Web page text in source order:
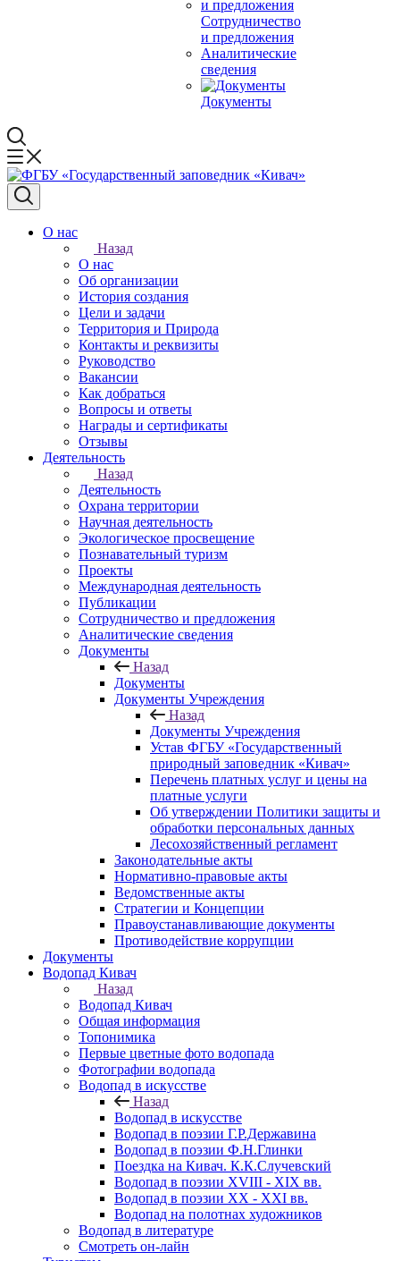
Сотрудничество
и предложения
Аналитические
сведения
Документы
О нас
Назад
О нас
Об организации
История создания
Цели и задачи
Территория и Природа
Контакты и реквизиты
Руководство
Вакансии
Как добраться
Вопросы и ответы
Награды и сертификаты
Отзывы
Деятельность
Назад
Деятельность
Охрана территории
Научная деятельность
Экологическое просвещение
Познавательный туризм
Проекты
Международная деятельность
Публикации
Сотрудничество и предложения
Аналитические сведения
Документы
Назад
Документы
Документы Учреждения
Назад
Документы Учреждения
Устав ФГБУ «Государственный
природный заповедник «Кивач»
Перечень платных услуг и цены на
платные услуги
Об утверждении Политики защиты и
обработки персональных данных
Лесохозяйственный регламент
Законодательные акты
Нормативно-правовые акты
Ведомственные акты
Стратегии и Концепции
Правоустанавливающие документы
Противодействие коррупции
Документы
Водопад Кивач
Назад
Водопад Кивач
Общая информация
Топонимика
Первые цветные фото водопада
Фотографии водопада
Водопад в искусстве
Назад
Водопад в искусстве
Водопад в поэзии Г.Р.Державина
Водопад в поэзии Ф.Н.Глинки
Поездка на Кивач. К.К.Случевский
Водопад в поэзии XVIII - XIX вв.
Водопад в поэзии XX - XXI вв.
Водопад на полотнах художников
Водопад в литературе
Смотреть он-лайн